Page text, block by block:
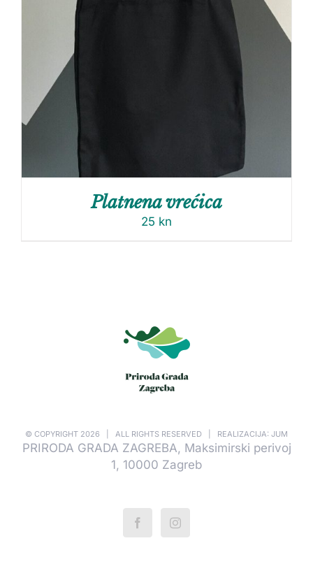
Platnena vrećica
25 kn
© COPYRIGHT 2026 | ALL RIGHTS RESERVED | REALIZACIJA: JUM
PRIRODA GRADA ZAGREBA, Maksimirski perivoj
1, 10000 Zagreb